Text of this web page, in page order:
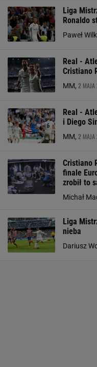
Liga
Ronaldo
Paweł
Real -
Cristiano
MM, 2
Real -
i Diego
MM, 2
Cristiano
finale
zrobił to
Michał
Liga
nieba
Dariusz